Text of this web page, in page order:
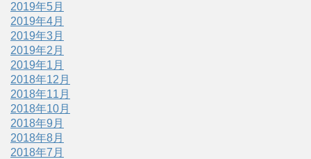
2019年5月
2019年4月
2019年3月
2019年2月
2019年1月
2018年12月
2018年11月
2018年10月
2018年9月
2018年8月
2018年7月